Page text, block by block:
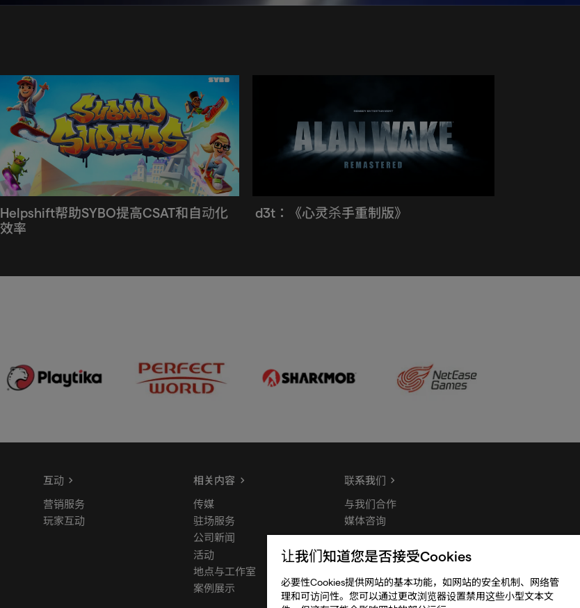
Helpshift帮助SYBO提高CSAT和自动化
效率
d3t：《心灵杀手重制版》
互动
营销服务
玩家互动
相关内容
传媒
驻场服务
公司新闻
活动
地点与工作室
案例展示
联系我们
与我们合作
媒体咨询
让我们知道您是否接受Cookies
必要性Cookies提供网站的基本功能，如网站的安全机制、网络管
理和可访问性。您可以通过更改浏览器设置禁用这些小型文本文